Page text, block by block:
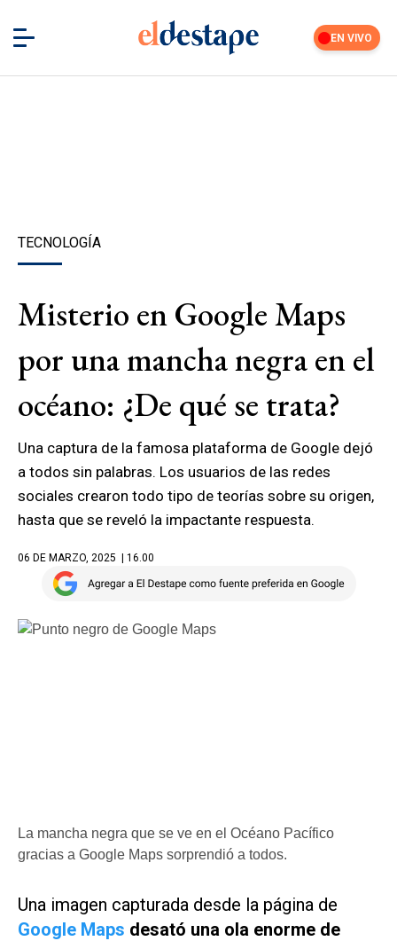
EN VIVO
TECNOLOGÍA
Misterio en Google Maps
por una mancha negra en el
océano: ¿De qué se trata?
Una captura de la famosa plataforma de Google dejó
a todos sin palabras. Los usuarios de las redes
sociales crearon todo tipo de teorías sobre su origen,
hasta que se reveló la impactante respuesta.
06 DE MARZO, 2025 | 16.00
La mancha negra que se ve en el Océano Pacífico
gracias a Google Maps sorprendió a todos.
Una imagen capturada desde la página de
Google Maps desató una ola enorme de